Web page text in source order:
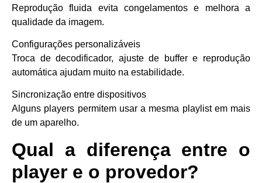
Reprodução fluida evita congelamentos e melhora a
qualidade da imagem.
Configurações personalizáveis
Troca de decodificador, ajuste de buffer e reprodução
automática ajudam muito na estabilidade.
Sincronização entre dispositivos
Alguns players permitem usar a mesma playlist em mais
de um aparelho.
Qual a diferença entre o
player e o provedor?